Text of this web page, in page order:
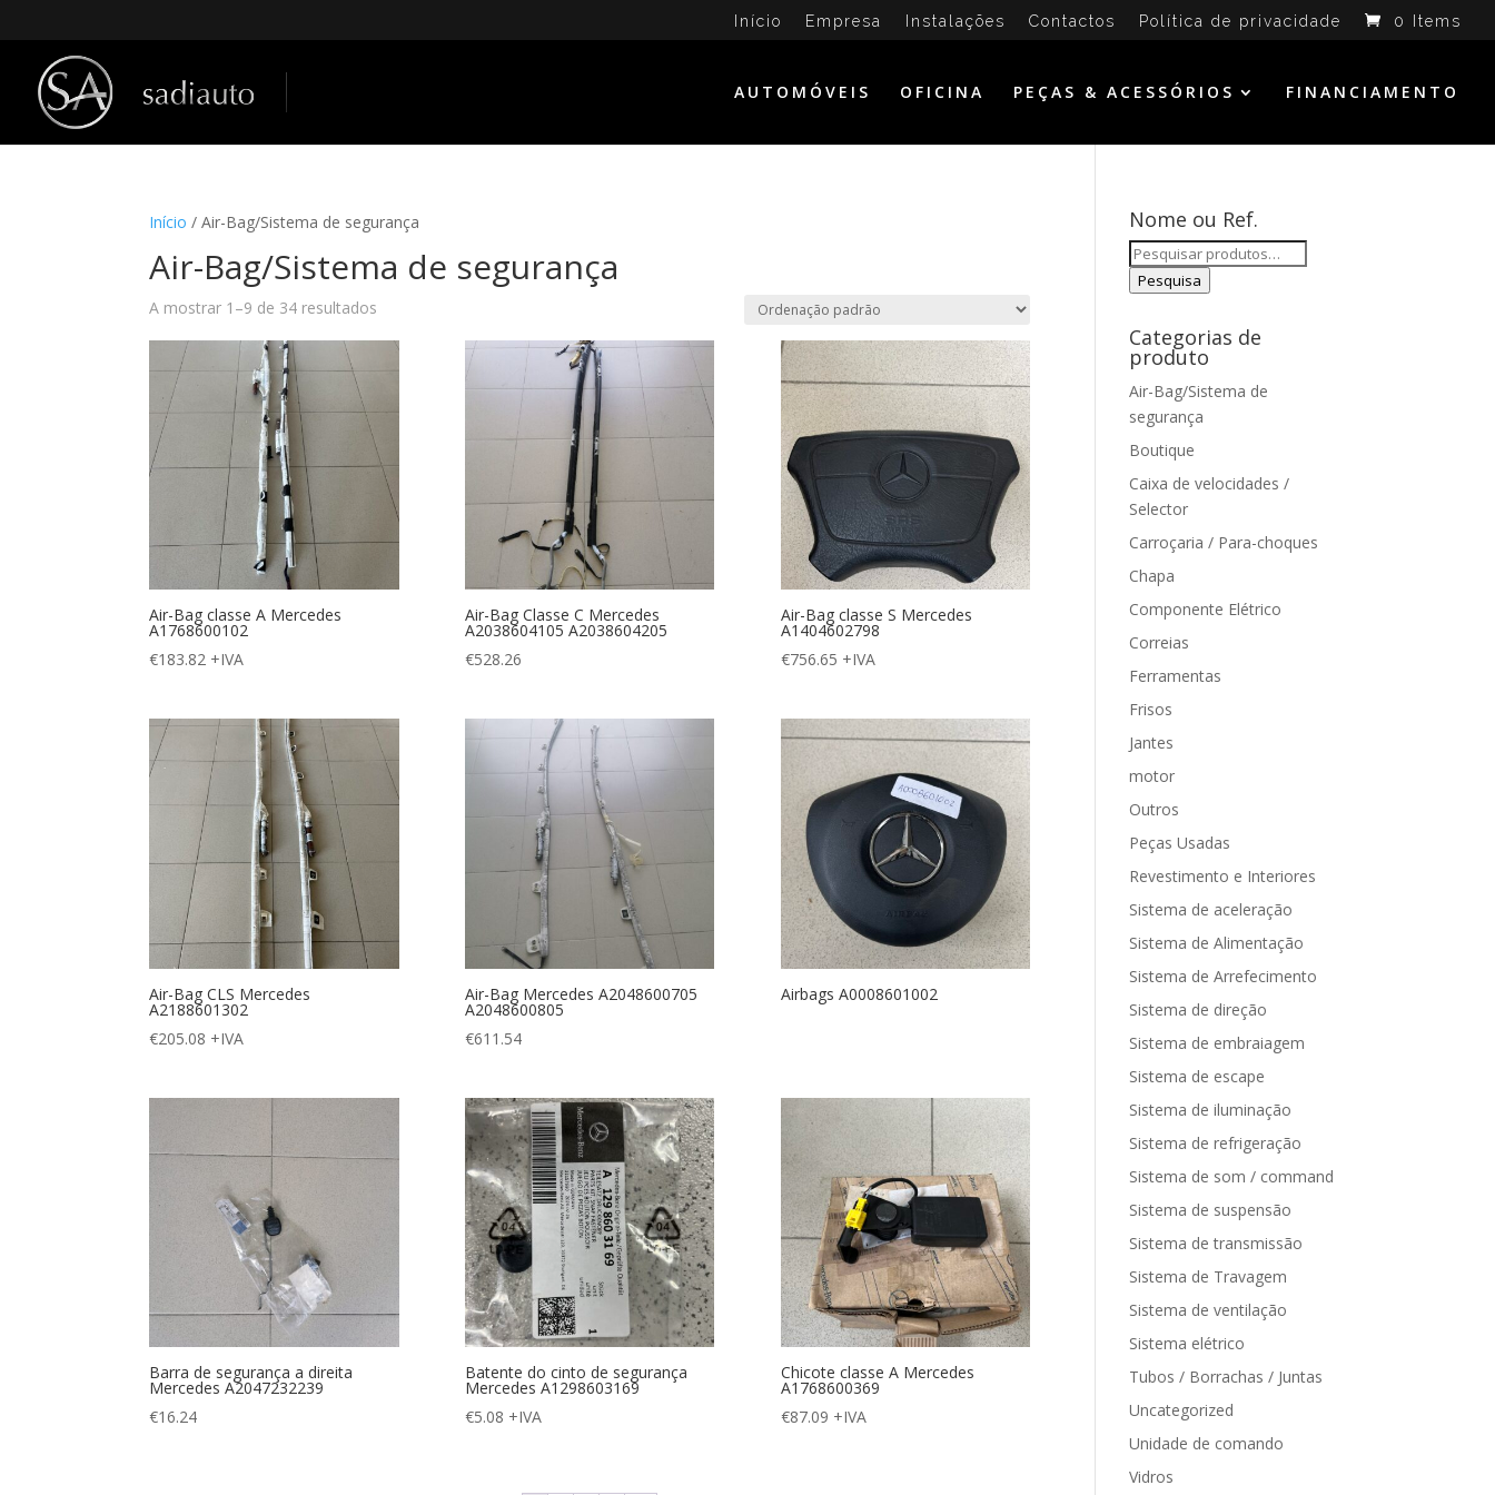
Início Empresa Instalações Contactos Política de privacidade 0 Items
AUTOMÓVEIS OFICINA PEÇAS & ACESSÓRIOS FINANCIAMENTO
Início / Air-Bag/Sistema de segurança
Air-Bag/Sistema de segurança
A mostrar 1–9 de 34 resultados
Air-Bag classe A Mercedes
A1768600102
€183.82 +IVA
Air-Bag Classe C Mercedes
A2038604105 A2038604205
€528.26
Air-Bag classe S Mercedes
A1404602798
€756.65 +IVA
Air-Bag CLS Mercedes
A2188601302
€205.08 +IVA
Air-Bag Mercedes A2048600705
A2048600805
€611.54
Airbags A0008601002
Barra de segurança a direita
Mercedes A2047232239
€16.24
Batente do cinto de segurança
Mercedes A1298603169
€5.08 +IVA
Chicote classe A Mercedes
A1768600369
€87.09 +IVA
Nome ou Ref.
Pesquisar
por:
Pesquisa
Categorias de
produto
Air-Bag/Sistema de
segurança
Boutique
Caixa de velocidades /
Selector
Carroçaria / Para-choques
Chapa
Componente Elétrico
Correias
Ferramentas
Frisos
Jantes
motor
Outros
Peças Usadas
Revestimento e Interiores
Sistema de aceleração
Sistema de Alimentação
Sistema de Arrefecimento
Sistema de direção
Sistema de embraiagem
Sistema de escape
Sistema de iluminação
Sistema de refrigeração
Sistema de som / command
Sistema de suspensão
Sistema de transmissão
Sistema de Travagem
Sistema de ventilação
Sistema elétrico
Tubos / Borrachas / Juntas
Uncategorized
Unidade de comando
Vidros